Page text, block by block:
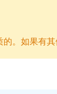
。如果有其